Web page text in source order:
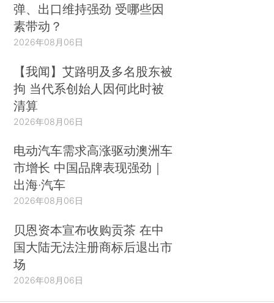
弹、出口维持强劲 受哪些因
素带动？
2026年08月06日
【我闻】艾路明及多名股东被
拘 当代系创始人因何此时被
清算
2026年08月06日
电动汽车需求高涨驱动澳洲车
市增长 中国品牌表现强劲｜
出海·汽车
2026年08月06日
贝恩资本宣布收购贡茶 在中
国大陆无法注册商标后退出市
场
2026年08月06日